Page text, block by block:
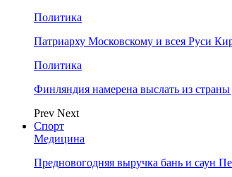
Политика
Патриарху Московскому и всея Руси
Политика
Финляндия намерена выслать из страны
Prev Next
Спорт
Медицина
Предновогодняя выручка бань и саун